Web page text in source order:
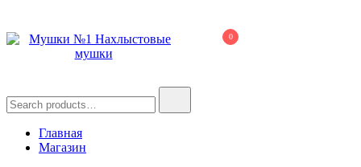
content
0
for:
Главная
Магазин